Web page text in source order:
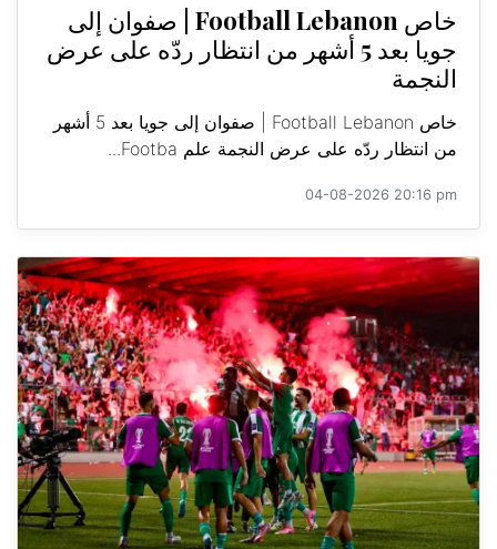
خاص Football Lebanon | صفوان إلى
جويا بعد 5 أشهر من انتظار ردّه على عرض
النجمة
خاص Football Lebanon | صفوان إلى جويا بعد 5 أشهر
من انتظار ردّه على عرض النجمة علم Footba...
04-08-2026 20:16 pm